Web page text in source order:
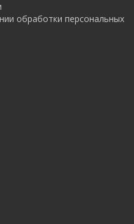
обработки персональных